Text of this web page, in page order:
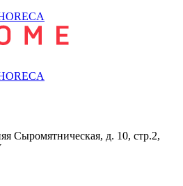
Сыромятническая, д. 10, стр.2,